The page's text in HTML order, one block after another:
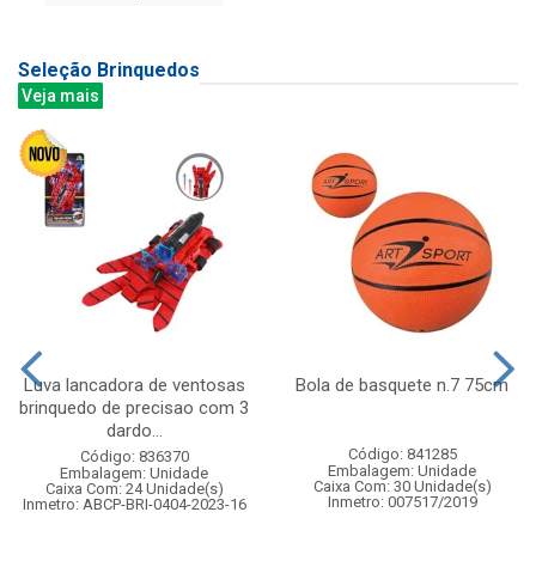
Seleção Brinquedos
Veja mais
Luva lancadora de ventosas
brinquedo de precisao com 3
dardo...
Código: 836370
Embalagem: Unidade
Caixa Com: 24 Unidade(s)
Inmetro: ABCP-BRI-0404-2023-16
Bola de basquete n.7 75cm
Código: 841285
Embalagem: Unidade
Caixa Com: 30 Unidade(s)
Inmetro: 007517/2019